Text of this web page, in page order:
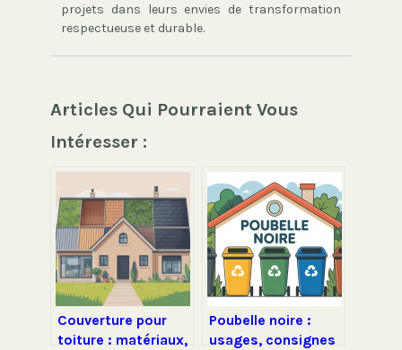
projets dans leurs envies de transformation
respectueuse et durable.
Articles Qui Pourraient Vous
Intéresser :
Couverture pour
toiture : matériaux,
Poubelle noire :
usages, consignes